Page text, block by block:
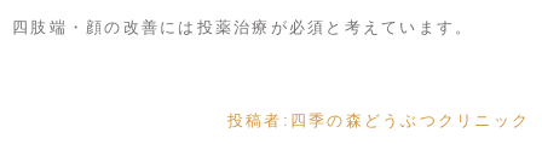
四肢端・顔の改善には投薬治療が必須と考えています。
投稿者: 四季の森どうぶつクリニック